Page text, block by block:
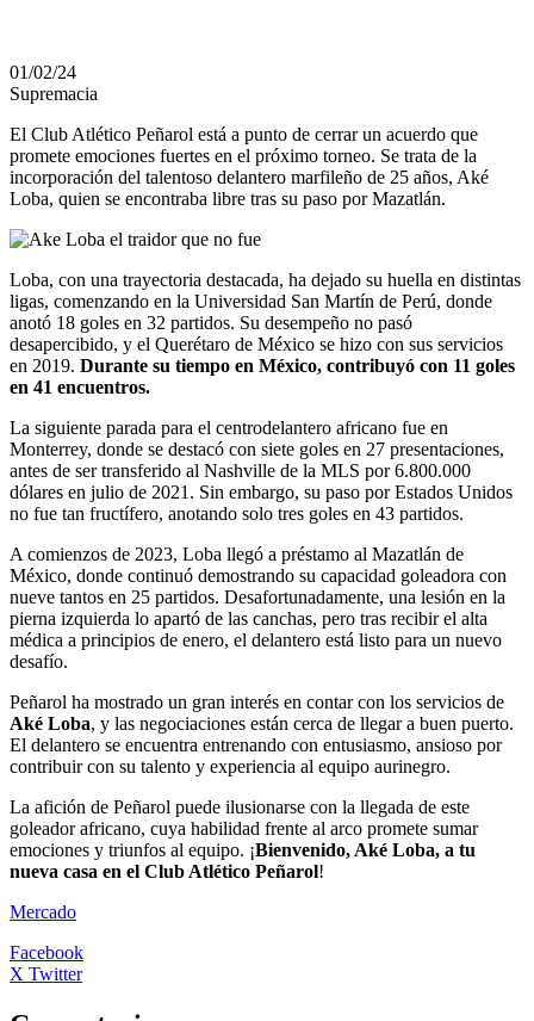
01/02/24
Supremacia
El Club Atlético Peñarol está a punto de cerrar un acuerdo que
promete emociones fuertes en el próximo torneo. Se trata de la
incorporación del talentoso delantero marfileño de 25 años, Aké
Loba, quien se encontraba libre tras su paso por Mazatlán.
Loba, con una trayectoria destacada, ha dejado su huella en distintas
ligas, comenzando en la Universidad San Martín de Perú, donde
anotó 18 goles en 32 partidos. Su desempeño no pasó
desapercibido, y el Querétaro de México se hizo con sus servicios
en 2019. Durante su tiempo en México, contribuyó con 11 goles
en 41 encuentros.
La siguiente parada para el centrodelantero africano fue en
Monterrey, donde se destacó con siete goles en 27 presentaciones,
antes de ser transferido al Nashville de la MLS por 6.800.000
dólares en julio de 2021. Sin embargo, su paso por Estados Unidos
no fue tan fructífero, anotando solo tres goles en 43 partidos.
A comienzos de 2023, Loba llegó a préstamo al Mazatlán de
México, donde continuó demostrando su capacidad goleadora con
nueve tantos en 25 partidos. Desafortunadamente, una lesión en la
pierna izquierda lo apartó de las canchas, pero tras recibir el alta
médica a principios de enero, el delantero está listo para un nuevo
desafío.
Peñarol ha mostrado un gran interés en contar con los servicios de
Aké Loba, y las negociaciones están cerca de llegar a buen puerto.
El delantero se encuentra entrenando con entusiasmo, ansioso por
contribuir con su talento y experiencia al equipo aurinegro.
La afición de Peñarol puede ilusionarse con la llegada de este
goleador africano, cuya habilidad frente al arco promete sumar
emociones y triunfos al equipo. ¡Bienvenido, Aké Loba, a tu
nueva casa en el Club Atlético Peñarol!
Mercado
Facebook
X Twitter